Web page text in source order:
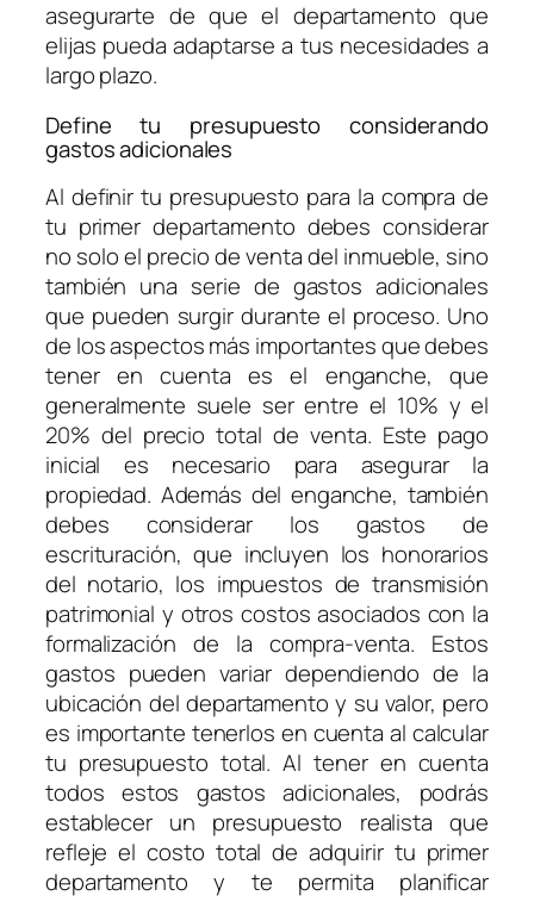
asegurarte de que el departamento que
elijas pueda adaptarse a tus necesidades a
largo plazo.
Define tu presupuesto considerando
gastos adicionales
Al definir tu presupuesto para la compra de
tu primer departamento debes considerar
no solo el precio de venta del inmueble, sino
también una serie de gastos adicionales
que pueden surgir durante el proceso. Uno
de los aspectos más importantes que debes
tener en cuenta es el enganche, que
generalmente suele ser entre el 10% y el
20% del precio total de venta. Este pago
inicial es necesario para asegurar la
propiedad. Además del enganche, también
debes considerar los gastos de
escrituración, que incluyen los honorarios
del notario, los impuestos de transmisión
patrimonial y otros costos asociados con la
formalización de la compra-venta. Estos
gastos pueden variar dependiendo de la
ubicación del departamento y su valor, pero
es importante tenerlos en cuenta al calcular
tu presupuesto total. Al tener en cuenta
todos estos gastos adicionales, podrás
establecer un presupuesto realista que
refleje el costo total de adquirir tu primer
departamento y te permita planificar